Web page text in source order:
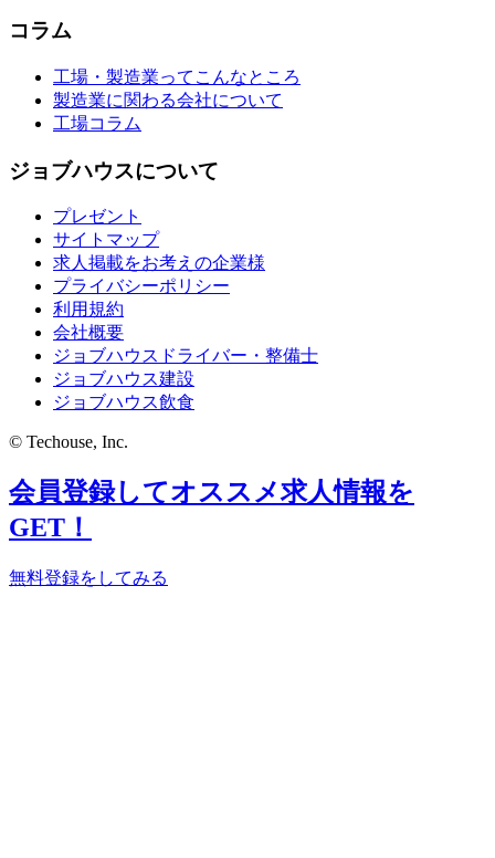
コラム
工場・製造業ってこんなところ
製造業に関わる会社について
工場コラム
ジョブハウスについて
プレゼント
サイトマップ
求人掲載をお考えの企業様
プライバシーポリシー
利用規約
会社概要
ジョブハウスドライバー・整備士
ジョブハウス建設
ジョブハウス飲食
© Techouse, Inc.
会員登録してオススメ求人情報を
GET！
無料登録をしてみる